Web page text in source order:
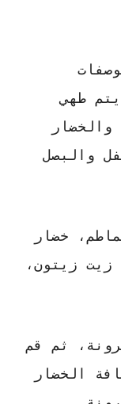
طهي
والبصل
خضار
زيتون،
ثم قم
الخضار